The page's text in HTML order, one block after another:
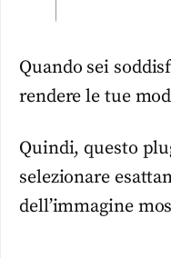
Quando sei
rendere le tue
Quindi, questo
selezionare
dell’immagine